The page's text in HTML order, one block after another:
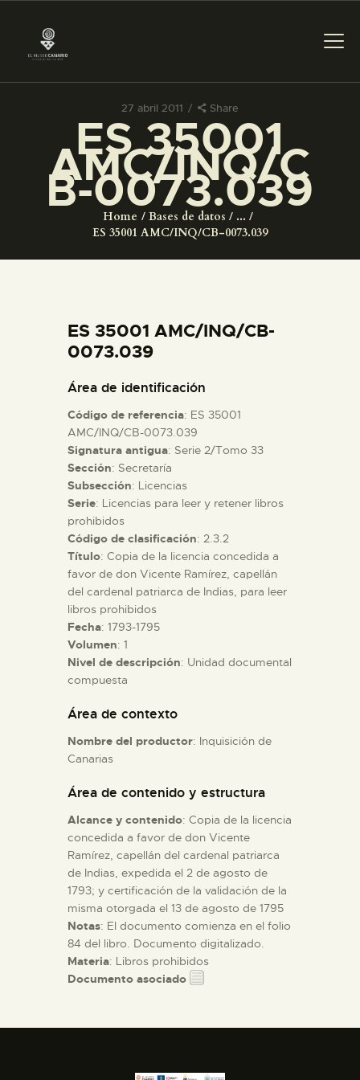
27 abril 2011 Share
ES 35001
AMC/INQ/C
B-0073.039
Home Bases de datos
...
ES 35001 AMC/INQ/CB-0073.039
PREPARAR LA VISITA
ACTIVIDADES
COLECCIONES
ESPAÑOL
PREPARAR LA VISITA
ACTIVIDADES
█
EL MUSEO
COLECCIONES
DIDÁCTICA
ESPAÑOL
ES 35001 AMC/INQ/CB-
0073.039
Área de identificación
Código de referencia: ES 35001
AMC/INQ/CB-0073.039
Signatura antigua: Serie 2/Tomo 33
Sección: Secretaría
Subsección: Licencias
Serie: Licencias para leer y retener libros
prohibidos
Código de clasificación: 2.3.2
Título: Copia de la licencia concedida a
favor de don Vicente Ramírez, capellán
del cardenal patriarca de Indias, para leer
libros prohibidos
Fecha: 1793-1795
Volumen: 1
Nivel de descripción: Unidad documental
compuesta
Área de contexto
Nombre del productor: Inquisición de
Canarias
Área de contenido y estructura
Alcance y contenido: Copia de la licencia
concedida a favor de don Vicente
Ramírez, capellán del cardenal patriarca
de Indias, expedida el 2 de agosto de
1793; y certificación de la validación de la
misma otorgada el 13 de agosto de 1795
Notas: El documento comienza en el folio
84 del libro. Documento digitalizado.
Materia: Libros prohibidos
Documento asociado